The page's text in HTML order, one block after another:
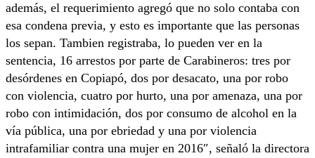
además, el requerimiento agregó que no solo contaba con
esa condena previa, y esto es importante que las personas
los sepan. Tambien registraba, lo pueden ver en la
sentencia, 16 arrestos por parte de Carabineros: tres por
desórdenes en Copiapó, dos por desacato, una por robo
con violencia, cuatro por hurto, una por amenaza, una por
robo con intimidación, dos por consumo de alcohol en la
vía pública, una por ebriedad y una por violencia
intrafamiliar contra una mujer en 2016″, señaló la directora